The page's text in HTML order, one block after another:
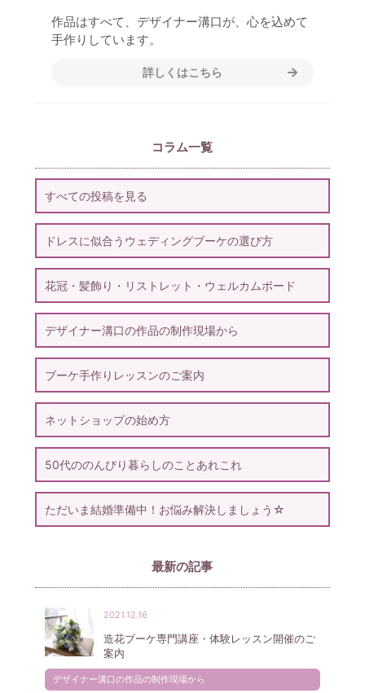
作品はすべて、デザイナー溝口が、心を込めて
手作りしています。
詳しくはこちら
コラム一覧
すべての投稿を見る
ドレスに似合うウェディングブーケの選び方
花冠・髪飾り・リストレット・ウェルカムボード
デザイナー溝口の作品の制作現場から
ブーケ手作りレッスンのご案内
ネットショップの始め方
50代ののんびり暮らしのことあれこれ
ただいま結婚準備中！お悩み解決しましょう☆
最新の記事
2021.12.16
造花ブーケ専門講座・体験レッスン開催のご
案内
デザイナー溝口の作品の制作現場から